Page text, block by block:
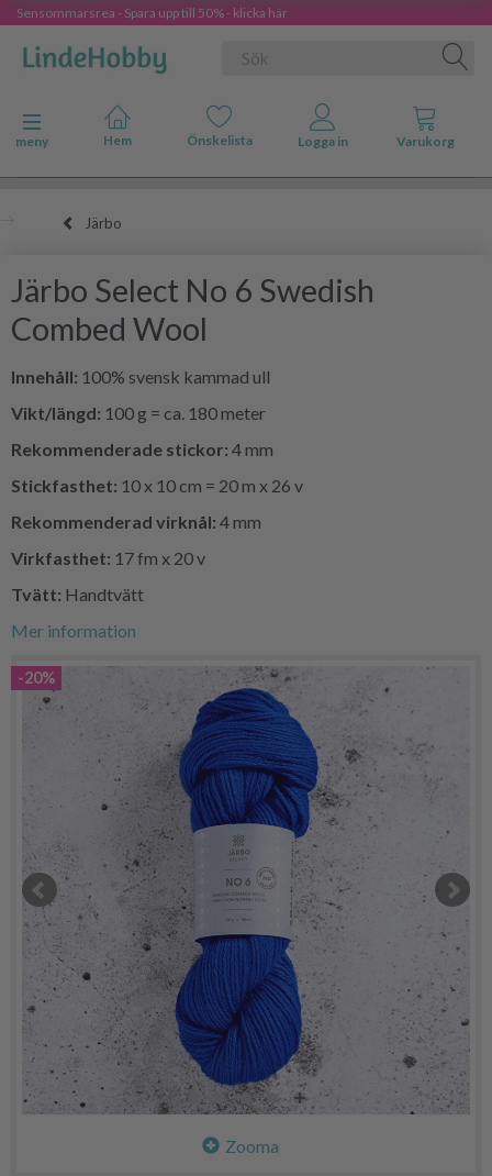
Sensommarsrea - Spara upp till 50% - klicka här
Ändra navigering
meny
Järbo
Järbo Select No 6 Swedish
Combed Wool
Innehåll: 100% svensk kammad ull
Vikt/längd: 100 g = ca. 180 meter
Rekommenderade stickor: 4 mm
Stickfasthet: 10 x 10 cm = 20 m x 26 v
Rekommenderad virknål: 4 mm
Virkfasthet: 17 fm x 20 v
Tvätt: Handtvätt
Mer information
-20%
Zooma